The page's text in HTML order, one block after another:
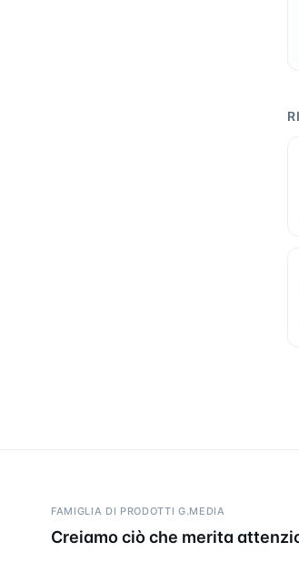
FAMIGLIA DI PRODOTTI G.MEDIA
Creiamo ciò che merita